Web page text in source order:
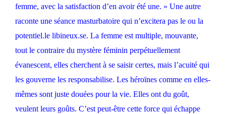
femme, avec la satisfaction d’en avoir été une. » Une autre
raconte une séance masturbatoire qui n’excitera pas le ou la
potentiel.le libineux.se. La femme est multiple, mouvante,
tout le contraire du mystère féminin perpétuellement
évanescent, elles cherchent à se saisir certes, mais l’acuité qui
les gouverne les responsabilise. Les héroïnes comme en elles-
mêmes sont juste douées pour la vie. Elles ont du goût,
veulent leurs goûts. C’est peut-être cette force qui échappe